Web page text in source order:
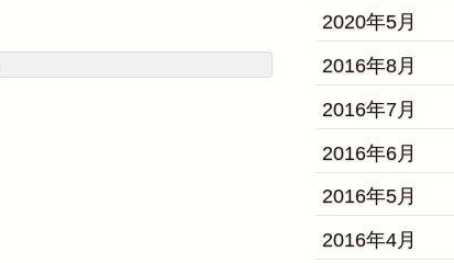
2020年5月
2016年8月
2016年7月
2016年6月
2016年5月
2016年4月